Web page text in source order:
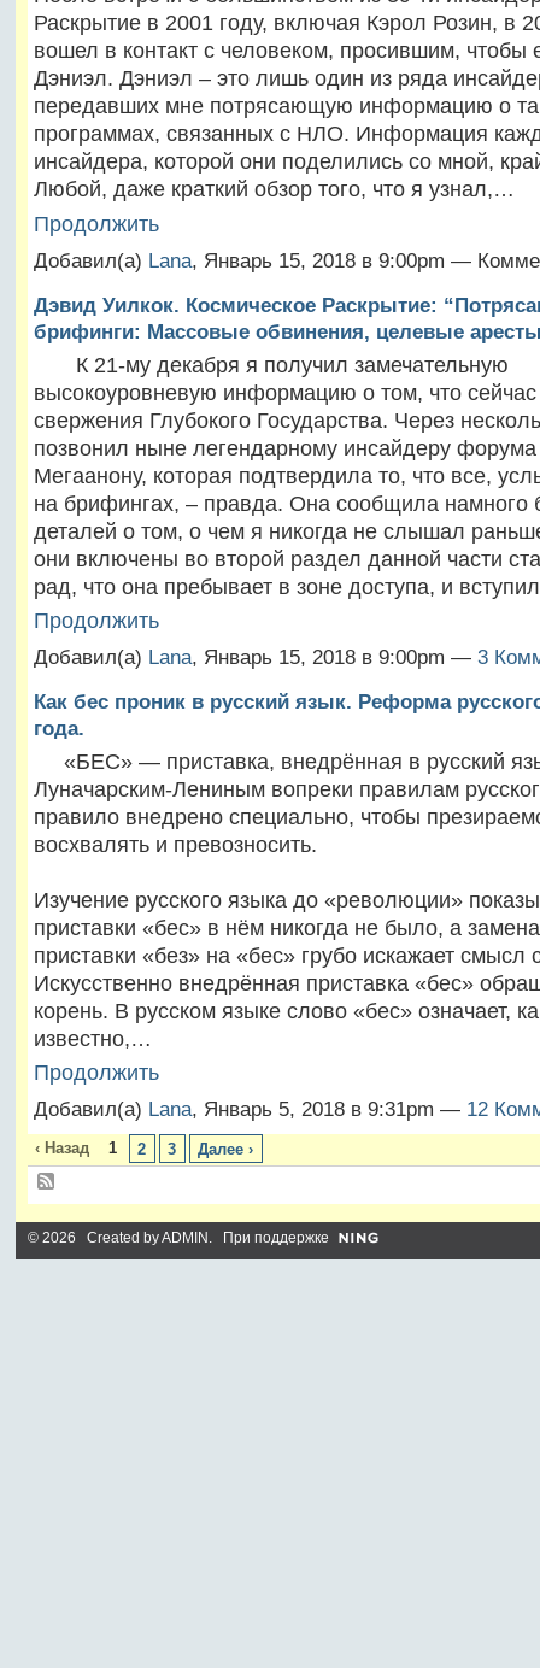
Раскрытие в 2001 году, включая Кэрол Розин, в
вошел в контакт с человеком, просившим, чтобы
Дэниэл. Дэниэл – это лишь один из ряда
передавших мне потрясающую информацию о
программах, связанных с НЛО. Информация
инсайдера, которой они поделились со мной,
Любой, даже краткий обзор того, что я узнал,…
Продолжить
Добавил(а) Lana, Январь 15, 2018 в 9:00pm —
Дэвид Уилкок. Космическое Раскрытие:
брифинги: Массовые обвинения, целевые
К 21-му декабря я получил замечательную
высокоуровневую информацию о том, что сейчас
свержения Глубокого Государства. Через
позвонил ныне легендарному инсайдеру
Мегаанону, которая подтвердила то, что все,
на брифингах, – правда. Она сообщила намного
деталей о том, о чем я никогда не слышал
они включены во второй раздел данной части
рад, что она пребывает в зоне доступа, и
Продолжить
Добавил(а) Lana, Январь 15, 2018 в 9:00pm — 3
Как бес проник в русский язык. Реформа
года.
«БЕС» — приставка, внедрённая в русский
Луначарским-Лениным вопреки правилам
правило внедрено специально, чтобы
восхвалять и превозносить.
Изучение русского языка до «революции»
приставки «бес» в нём никогда не было, а
приставки «без» на «бес» грубо искажает смысл
Искусственно внедрённая приставка «бес»
корень. В русском языке слово «бес» означает,
известно,…
Продолжить
Добавил(а) Lana, Январь 5, 2018 в 9:31pm — 12
‹ Назад 1 2 3 Далее ›
© 2026 Created byADMIN . При поддержке